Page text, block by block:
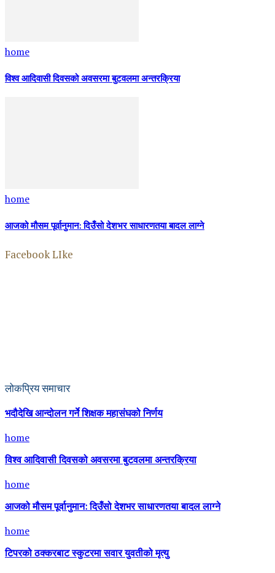
home
विश्व आदिवासी दिवसको अवसरमा बुटवलमा अन्तरक्रिया
home
आजको मौसम पूर्वानुमान: दिउँसो देशभर साधारणतया बादल लाग्ने
Facebook LIke
लोकप्रिय समाचार
भदौदेखि आन्दोलन गर्ने शिक्षक महासंघको निर्णय
home
विश्व आदिवासी दिवसको अवसरमा बुटवलमा अन्तरक्रिया
home
आजको मौसम पूर्वानुमान: दिउँसो देशभर साधारणतया बादल लाग्ने
home
टिपरको ठक्करबाट स्कुटरमा सवार युवतीको मृत्यु